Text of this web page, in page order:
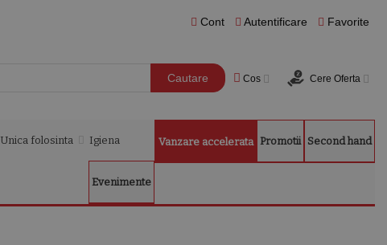
Cont Autentificare Favorite
Cautare Cere Oferta
Cos
Unica folosinta Igiena Second hand
Promotii
Vanzare accelerata
Evenimente